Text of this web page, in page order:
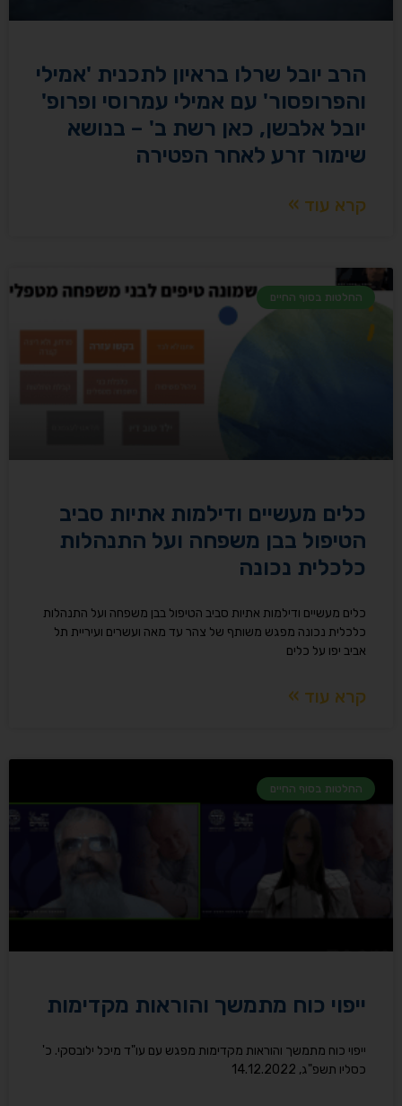
הרב יובל שרלו בראיון לתכנית 'אמילי
והפרופסור' עם אמילי עמרוסי ופרופ'
יובל אלבשן, כאן רשת ב' – בנושא
שימור זרע לאחר הפטירה
קרא עוד »
החלטות בסוף החיים
כלים מעשיים ודילמות אתיות סביב
הטיפול בבן משפחה ועל התנהלות
כלכלית נכונה​
כלים מעשיים ודילמות אתיות סביב הטיפול בבן משפחה ועל התנהלות
כלכלית נכונה מפגש משותף של צהר עד מאה ועשרים ועיריית תל
אביב יפו על כלים
קרא עוד »
החלטות בסוף החיים
ייפוי כוח מתמשך והוראות מקדימות
ייפוי כוח מתמשך והוראות מקדימות מפגש עם עו"ד מיכל ילובסקי. כ'
כסליו תשפ"ג, 14.12.2022